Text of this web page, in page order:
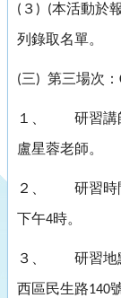
( ３ ) (本活動於
列錄取名單。
(三) 第三場次：
１、
研習講
盧星蓉老師。
２、 研習時
下午4時。
３、 研習地
西區民生路140